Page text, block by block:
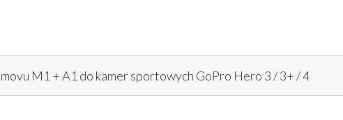
M1 + A1 do kamer sportowych GoPro Hero 3 / 3+ / 4